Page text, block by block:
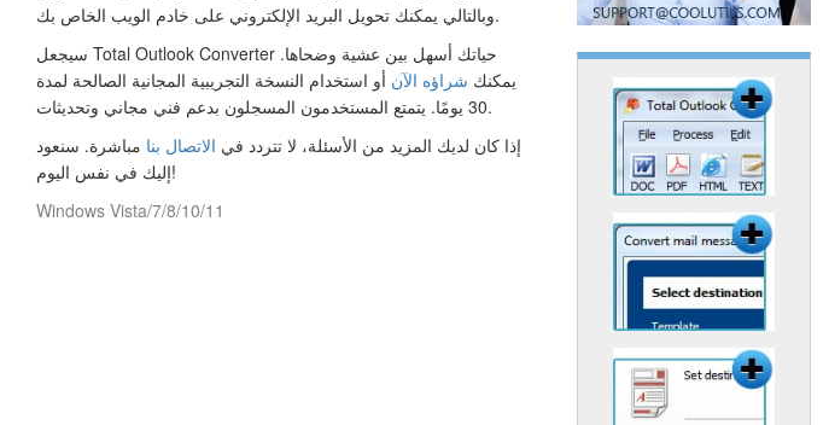
وبالتالي يمكنك تحويل البريد الإلكتروني على خادم الويب الخاص بك.
سيجعل Total Outlook Converter حياتك أسهل بين عشية وضحاها.
يمكنك شراؤه الآن أو استخدام النسخة التجريبية المجانية الصالحة لمدة
30 يومًا. يتمتع المستخدمون المسجلون بدعم فني مجاني وتحديثات.
إذا كان لديك المزيد من الأسئلة، لا تتردد في الاتصال بنا مباشرة. سنعود
إليك في نفس اليوم!
Windows Vista/7/8/10/11